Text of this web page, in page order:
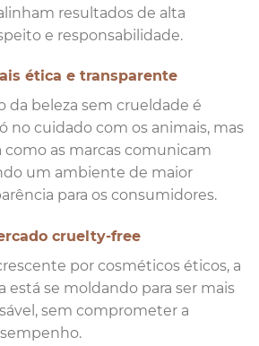
resultados de alta
e responsabilidade.
ética e transparente
da beleza sem crueldade é
no cuidado com os animais, mas
as marcas comunicam
um ambiente de maior
para os consumidores.
cruelty-free
por cosméticos éticos, a
está se moldando para ser mais
sem comprometer a